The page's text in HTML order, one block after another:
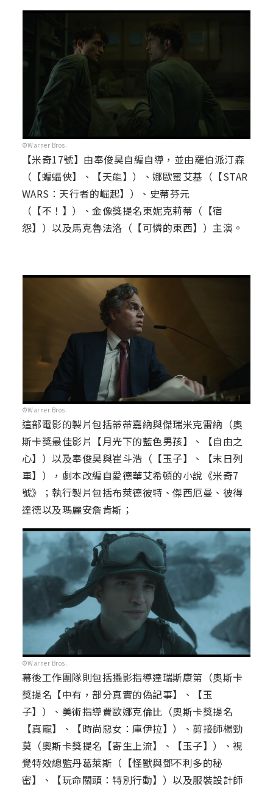
©Warner Bros.
【米奇17號】由奉俊昊自編自導，並由羅伯派汀森
（【蝙蝠俠】、【天能】）、娜歐蜜艾基（【STAR
WARS：天行者的崛起】）、史蒂芬元
（【不！】）、金像獎提名東妮克莉蒂（【宿
怨】）以及馬克魯法洛（【可憐的東西】）主演。
©Warner Bros.
這部電影的製片包括蒂蒂嘉納與傑瑞米克雷納（奧
斯卡獎最佳影片【月光下的藍色男孩】、【自由之
心】）以及奉俊昊與崔斗浩（【玉子】、【末日列
車】），劇本改編自愛德華艾希頓的小說《米奇7
號》；執行製片包括布萊德彼特、傑西厄曼、彼得
達德以及瑪麗安詹肯斯；
©Warner Bros.
幕後工作團隊則包括攝影指導達瑞斯康第（奧斯卡
獎提名【中有，部分真實的偽記事】、【玉
子】）、美術指導費歐娜克倫比（奧斯卡獎提名
【真寵】、【時尚惡女：庫伊拉】）、剪接師楊勁
莫（奧斯卡獎提名【寄生上流】、【玉子】）、視
覺特效總監丹葛萊斯（【怪獸與鄧不利多的秘
密】、【玩命關頭：特別行動】）以及服裝設計師